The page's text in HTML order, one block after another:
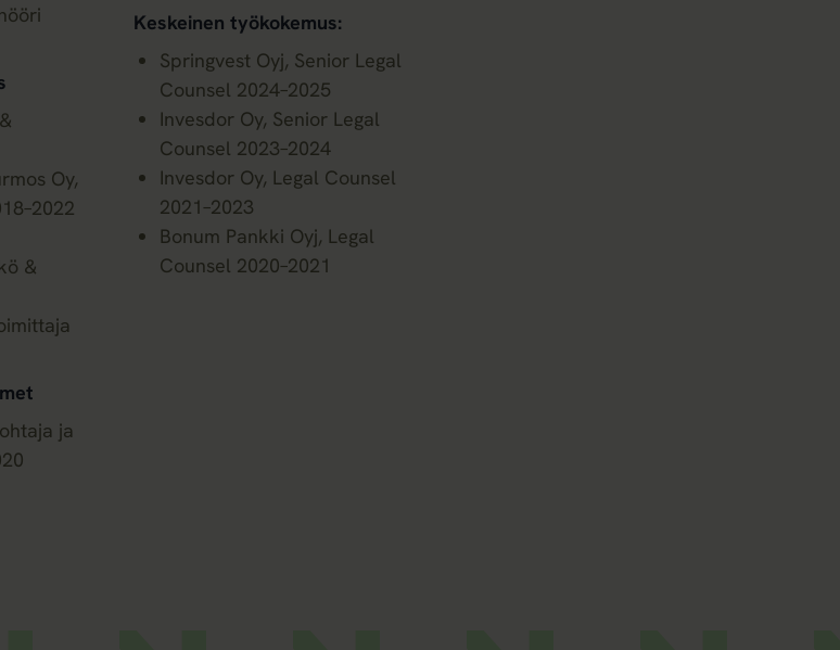
Oy,
&
ja
Keskeinen työkokemus:
Springvest Oyj, Senior Legal
Counsel 2024–2025
Invesdor Oy, Senior Legal
Counsel 2023–2024
Invesdor Oy, Legal Counsel
2021–2023
Bonum Pankki Oyj, Legal
Counsel 2020–2021